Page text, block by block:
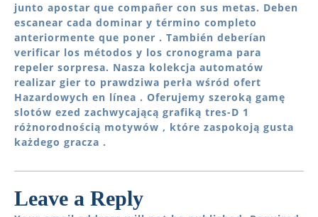
junto apostar que compañer con sus metas. Deben
escanear cada dominar y término completo
anteriormente que poner . También deberían
verificar los métodos y los cronograma para
repeler sorpresa. Nasza kolekcja automatów
realizar gier to prawdziwa perła wśród ofert
Hazardowych en línea . Oferujemy szeroką gamę
slotów ezed zachwycającą grafiką tres-D 1
różnorodnością motywów , które zaspokoją gusta
każdego gracza .
Leave a Reply